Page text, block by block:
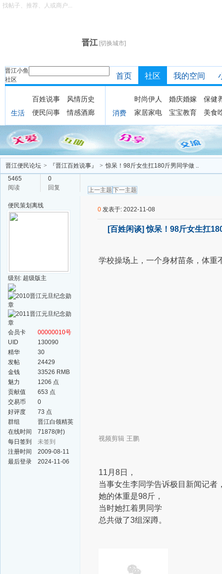
晋江 [切换城市]
晋江小鱼
社区
找帖子、推荐、人或商户...
首页 社区 我的空间
生活
百姓说事
风情历史
便民问事
情感酒廊 消费
时尚伊人 婚庆婚嫁
保健
家居家电
宝宝教育 美食
晋江便民论坛 > 『晋江百姓说事』 > 惊呆！98斤女生扛180斤男同学做 ..
5465
阅读
0
回复
上一主题 下一主题
便民策划 离线
级别: 超级版主
会员卡
00000010号
UID
130090
精华
30
发帖
24429
金钱
33526 RMB
魅力
1206 点
贡献值
653 点
交易币
0
好评度
73 点
群组
晋江白领精英
群
在线时间
71878(时)
每日签到
未签到
注册时间
2009-08-11
最后登录
2024-11-06
0 发表于: 2022-11-08
[百姓闲谈] 惊呆！98斤女生扛
学校操场上， 一个身材苗条， 体重
视频剪辑 王鹏
11月8日，
当事女生李同学告诉极目新闻记者
她的体重是98斤，
当时她扛着男同学
总共做了3组深蹲。